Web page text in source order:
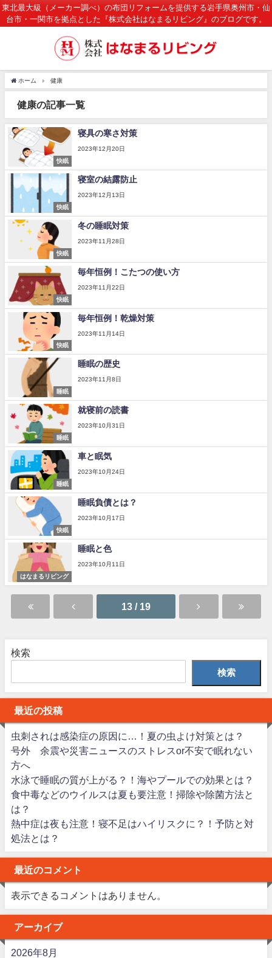
東北最大級（メーカー調べ）の布団リフォームを提供する岩手県奥州市・仙
台市・一関市を拠点とした『株式会社はなまるリビング』のブログです。
ホーム 健康
健康の記事一覧
快眠
寝具の寒さ対策
2023年12月20日
快眠
寝室の結露防止
2023年12月13日
快眠
冬の睡眠対策
2023年11月28日
快眠
毎年恒例！こたつの使い方
2023年11月22日
快眠
毎年恒例！乾燥対策
2023年11月14日
睡眠
睡眠の歴史
2023年11月8日
睡眠
就寝前の読書
2023年10月31日
睡眠
車と眠気
2023年10月24日
快眠
睡眠負債とは？
2023年10月17日
はなまるリビング
睡眠と色
2023年10月11日
13 / 19
検索
検索
最近の投稿
虫刺されは感染症の原因に…！夏の虫よけ対策とは？
号外 余震や災害ニュースのストレスor不安で眠れない
方へ
水泳で睡眠の質が上がる？！海やプールでの効果とは？
食中毒などのウイルスは夏も要注意！掃除や除菌方法と
は？
熱中症は夜も注意！寝不足はハイリスクに？！予防と対
処法とは？
最近のコメント
表示できるコメントはありません。
アーカイブ
2026年8月